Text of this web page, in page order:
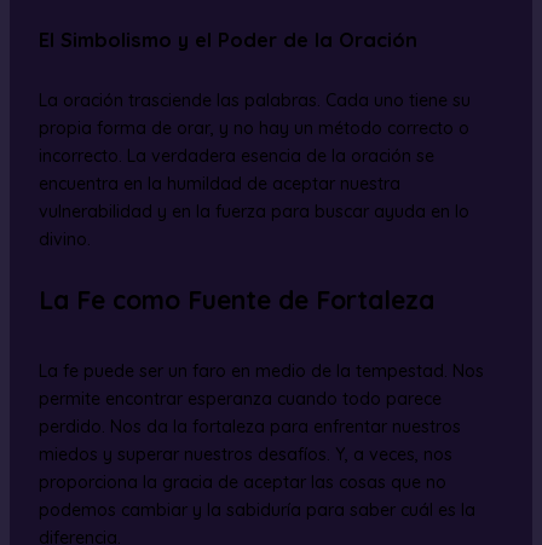
El Simbolismo y el Poder de la Oración
La oración trasciende las palabras. Cada uno tiene su
propia forma de orar, y no hay un método correcto o
incorrecto. La verdadera esencia de la oración se
encuentra en la humildad de aceptar nuestra
vulnerabilidad y en la fuerza para buscar ayuda en lo
divino.
La Fe como Fuente de Fortaleza
La fe puede ser un faro en medio de la tempestad. Nos
permite encontrar esperanza cuando todo parece
perdido. Nos da la fortaleza para enfrentar nuestros
miedos y superar nuestros desafíos. Y, a veces, nos
proporciona la gracia de aceptar las cosas que no
podemos cambiar y la sabiduría para saber cuál es la
diferencia.